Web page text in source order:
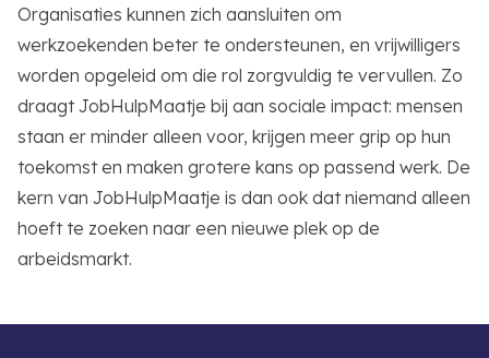
Organisaties kunnen zich aansluiten om
werkzoekenden beter te ondersteunen, en vrijwilligers
worden opgeleid om die rol zorgvuldig te vervullen. Zo
draagt JobHulpMaatje bij aan sociale impact: mensen
staan er minder alleen voor, krijgen meer grip op hun
toekomst en maken grotere kans op passend werk. De
kern van JobHulpMaatje is dan ook dat niemand alleen
hoeft te zoeken naar een nieuwe plek op de
arbeidsmarkt.